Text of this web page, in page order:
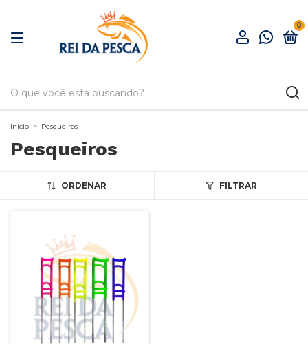
0
Início > Pesqueiros
Pesqueiros
ORDENAR FILTRAR